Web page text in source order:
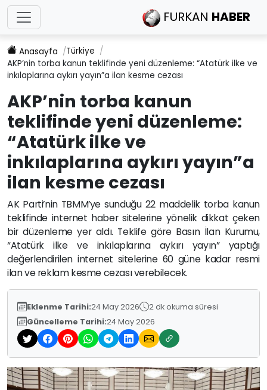
FURKAN HABER
Anasayfa
Türkiye
AKP’nin torba kanun teklifinde yeni düzenleme: “Atatürk ilke ve
inkılaplarına aykırı yayın”a ilan kesme cezası
AKP’nin torba kanun
teklifinde yeni düzenleme:
“Atatürk ilke ve
inkılaplarına aykırı yayın”a
ilan kesme cezası
AK Parti’nin TBMM’ye sunduğu 22 maddelik torba kanun
teklifinde internet haber sitelerine yönelik dikkat çeken
bir düzenleme yer aldı. Teklife göre Basın İlan Kurumu,
“Atatürk ilke ve inkılaplarına aykırı yayın” yaptığı
değerlendirilen internet sitelerine 60 güne kadar resmi
ilan ve reklam kesme cezası verebilecek.
Eklenme Tarihi:24 May 2026
2 dk okuma süresi
Güncelleme Tarihi:24 May 2026